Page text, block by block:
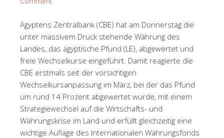
Ägyptens Zentralbank (CBE) hat am Donnerstag die
unter massivem Druck stehende Währung des
Landes, das ägyptische Pfund (LE), abgewertet und
freie Wechselkurse eingeführt. Damit reagierte die
CBE erstmals seit der vorsichtigen
Wechselkursanpassung im März, bei der das Pfund
um rund 14 Prozent abgewertet wurde, mit einem
Strategiewechsel auf die Wirtschafts- und
Währungskrise im Land und erfüllt gleichzeitig eine
wichtige Auflage des Internationalen Währungsfonds